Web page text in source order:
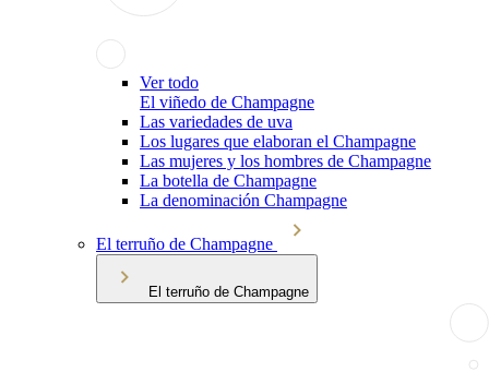
Ver todo
El viñedo de Champagne
Las variedades de uva
Los lugares que elaboran el Champagne
Las mujeres y los hombres de Champagne
La botella de Champagne
La denominación Champagne
El terruño de Champagne
El terruño de Champagne